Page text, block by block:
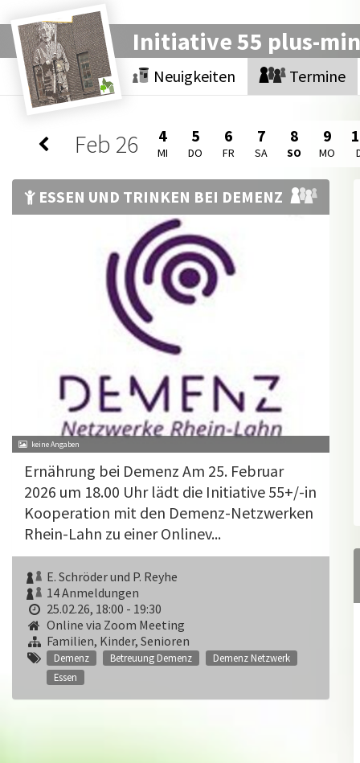
Initiative 55 plus-
Neuigkeiten Termine
Feb 26 4
MI
5
DO
6
FR
7
SA
8
SO
9
MO
ESSEN UND TRINKEN BEI DEMENZ
Ernährung bei Demenz Am 25. Februar
2026 um 18.00 Uhr lädt die Initiative 55+/-in
Kooperation mit den Demenz-Netzwerken
Rhein-Lahn zu einer Onlinev...
E. Schröder und P. Reyhe
14 Anmeldungen
25.02.26, 18:00 - 19:30
Online via Zoom Meeting
Familien, Kinder, Senioren
Demenz Betreuung Demenz
Demenz Netzwerk
Essen